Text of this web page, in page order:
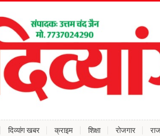
दिव्यांग खबर क्राइम शिक्षा रोजगार